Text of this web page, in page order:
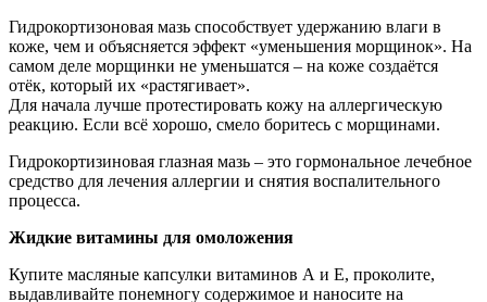
Гидрокортизоновая мазь способствует удержанию влаги в
коже, чем и объясняется эффект «уменьшения морщинок». На
самом деле морщинки не уменьшатся – на коже создаётся
отёк, который их «растягивает».
Для начала лучше протестировать кожу на аллергическую
реакцию. Если всё хорошо, смело боритесь с морщинами.
Гидрокортизиновая глазная мазь – это гормональное лечебное
средство для лечения аллергии и снятия воспалительного
процесса.
Жидкие витамины для омоложения
Купите масляные капсулки витаминов А и Е, проколите,
выдавливайте понемногу содержимое и наносите на